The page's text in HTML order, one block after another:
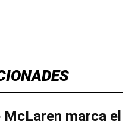
McLaren marca el